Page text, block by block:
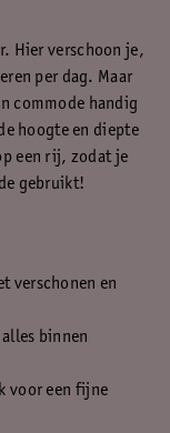
Hier verschoon je,
per dag. Maar
commode handig
hoogte en diepte
een rij, zodat je
gebruikt!
verschonen en
binnen
voor een fijne